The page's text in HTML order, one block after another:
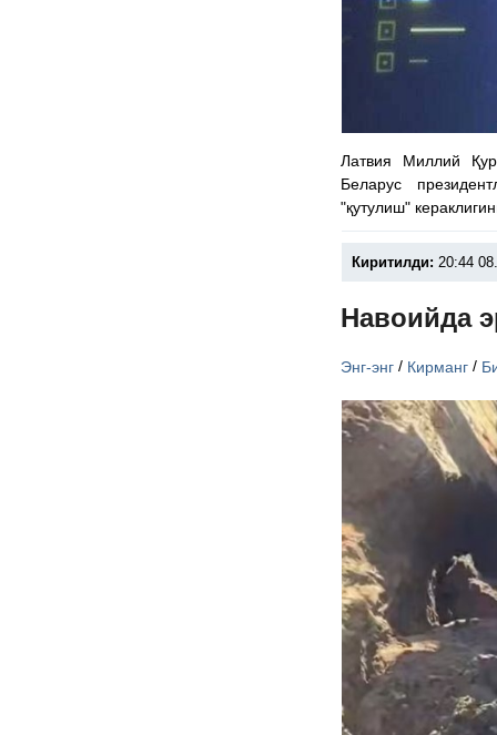
Латвия Миллий
Беларус
"қутулиш"
Киритилди: 20:44
Навоийда
Энг-энг / Кирманг /